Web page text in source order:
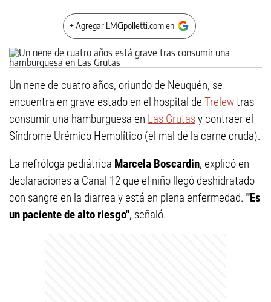
+ Agregar LMCipolletti.com en
Un nene de cuatro años, oriundo de Neuquén, se
encuentra en grave estado en el hospital de Trelewtras
consumir una hamburguesa en Las Grutasy contraer el
Síndrome Urémico Hemolítico (el mal de la carne cruda).
La nefróloga pediátrica Marcela Boscardin, explicó en
declaraciones a Canal 12 que el niño llegó deshidratado
con sangre en la diarrea y está en plena enfermedad. "Es
un paciente de alto riesgo", señaló.